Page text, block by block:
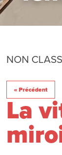
NON
« Précédent
La